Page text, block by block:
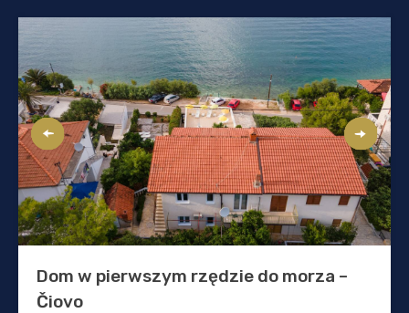
Dom w pierwszym rzędzie do morza –
Čiovo